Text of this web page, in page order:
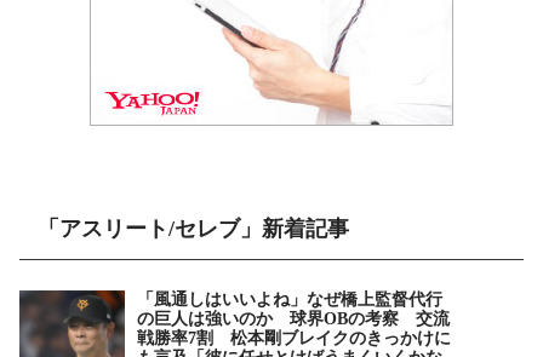
「アスリート/セレブ」新着記事
「風通しはいいよね」なぜ橋上監督代行
の巨人は強いのか 球界OBの考察 交流
戦勝率7割 松本剛ブレイクのきっかけに